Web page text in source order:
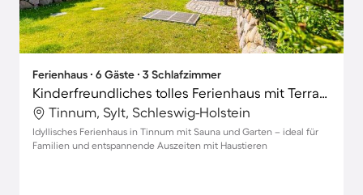
Ferienhaus ∙ 6 Gäste ∙ 3 Schlafzimmer
Kinderfreundliches tolles Ferienhaus mit Terrasse, Sauna und Garten | Haustiere sind willkommen
Tinnum, Sylt, Schleswig-Holstein
Idyllisches Ferienhaus in Tinnum mit Sauna und Garten – ideal für
Familien und entspannende Auszeiten mit Haustieren